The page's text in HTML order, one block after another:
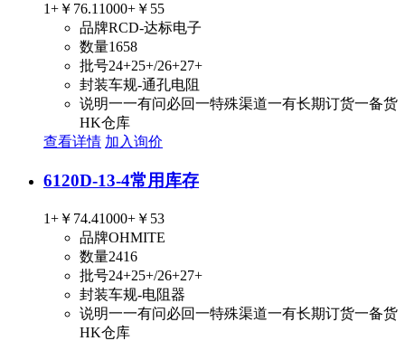
1+ ￥76.1 1000+ ￥55
品牌RCD-达标电子
数量1658
批号24+25+/26+27+
封装车规-通孔电阻
说明一一有问必回一特殊渠道一有长期订货一备货
HK仓库
查看详情 加入询价
6120D-13-4常用库存
1+ ￥74.41000+ ￥53
品牌OHMITE
数量2416
批号24+25+/26+27+
封装车规-电阻器
说明一一有问必回一特殊渠道一有长期订货一备货
HK仓库